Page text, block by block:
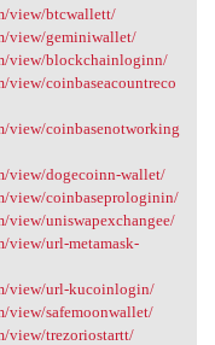
view/btcwallett/
view/geminiwallet/
view/blockchainloginn/
view/coinbaseacountreco
view/coinbasenotworking
view/dogecoinn-wallet/
view/coinbaseprologinin/
view/uniswapexchangee/
view/url-metamask-
view/url-kucoinlogin/
view/safemoonwallet/
view/trezoriostartt/